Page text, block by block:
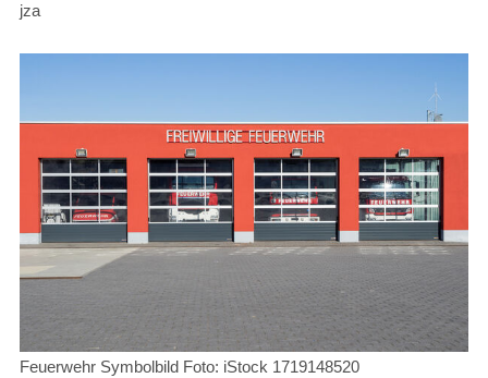
jza
Feuerwehr Symbolbild Foto: iStock 1719148520